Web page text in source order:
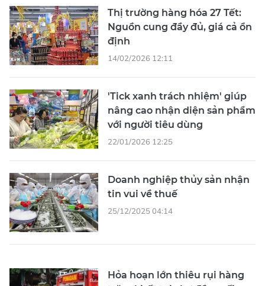
Thị trường hàng hóa 27 Tết:
Nguồn cung đầy đủ, giá cả ổn
định
14/02/2026 12:11
'Tick xanh trách nhiệm' giúp
nâng cao nhận diện sản phẩm
với người tiêu dùng
22/01/2026 12:25
Doanh nghiệp thủy sản nhận
tin vui về thuế
25/12/2025 04:14
Hỏa hoạn lớn thiêu rụi hàng